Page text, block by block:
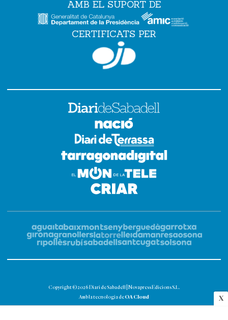
X
AMB EL SUPORT DE
CERTIFICATS PER
Copyright © 2026 Diari de Sabadell | Novapress Edicions S.L.
Amb la tecnologia de OA Cloud